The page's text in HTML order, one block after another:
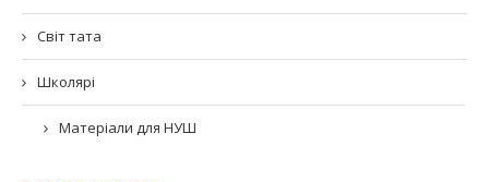
Світ тата
Школярі
Матеріали для НУШ